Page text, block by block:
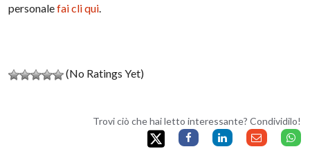
personalefai cli qui
(No Ratings Yet)
Trovi ciò che hai letto interessante? Condividilo!